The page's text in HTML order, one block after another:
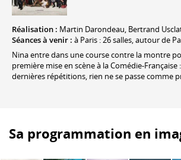
Réalisation : Martin Darondeau, Bertrand
Séances à venir : à Paris : 26 salles, autour de
Nina entre dans une course contre la montre
première mise en scène à la Comédie-
dernières répétitions, rien ne se passe comme
Sa programmation en